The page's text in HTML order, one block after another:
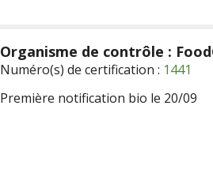
Organisme de contrôle :
Numéro(s) de certification : 1441
Première notification bio le 20/09